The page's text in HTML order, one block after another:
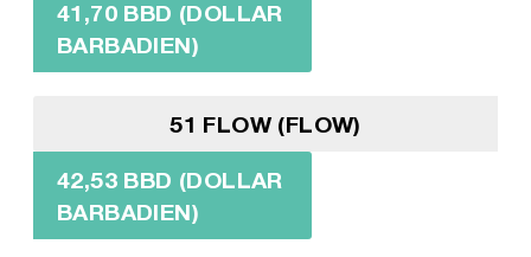
41,70 BBD (DOLLAR
BARBADIEN)
51 FLOW (FLOW)
42,53 BBD (DOLLAR
BARBADIEN)